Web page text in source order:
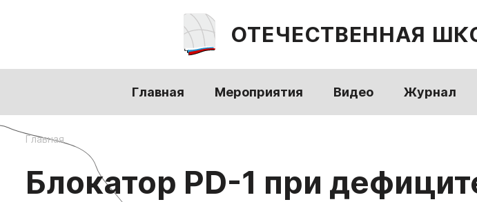
ОТЕЧЕСТВЕННАЯ
Главная Мероприятия Видео Журнал
Главная
Блокатор PD-1 при